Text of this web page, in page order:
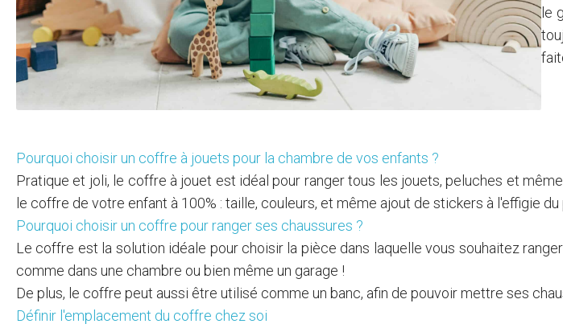
le
Pourquoi choisir un coffre à jouets pour la chambre de vos enfants ?
Pratique et joli, le coffre à jouet est idéal pour ranger tous les jouets, peluches et
le coffre de votre enfant à 100% : taille, couleurs, et même ajout de stickers à l'effigie
Pourquoi choisir un coffre pour ranger ses chaussures ?
Le coffre est la solution idéale pour choisir la pièce dans laquelle vous souhaitez
comme dans une chambre ou bien même un garage !
De plus, le coffre peut aussi être utilisé comme un banc, afin de pouvoir mettre ses
Définir l'emplacement du coffre chez soi